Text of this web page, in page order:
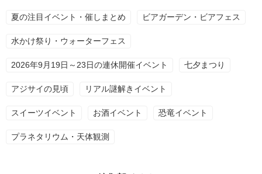
夏の注目イベント・催しまとめ ビアガーデン・ビアフェス
水かけ祭り・ウォーターフェス
2026年9月19日～23日の連休開催イベント 七夕まつり
アジサイの見頃 リアル謎解きイベント
スイーツイベント お酒イベント 恐竜イベント
プラネタリウム・天体観測